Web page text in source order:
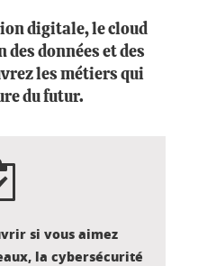
digitale, le cloud
données et des
les métiers qui
du futur.
si vous aimez
la cybersécurité